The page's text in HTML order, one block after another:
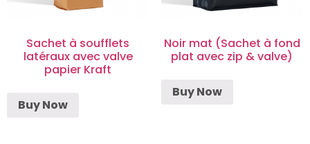
Sachet à soufflets
latéraux avec valve
papier Kraft
Buy Now
Noir mat (Sachet à fond
plat avec zip & valve)
Buy Now